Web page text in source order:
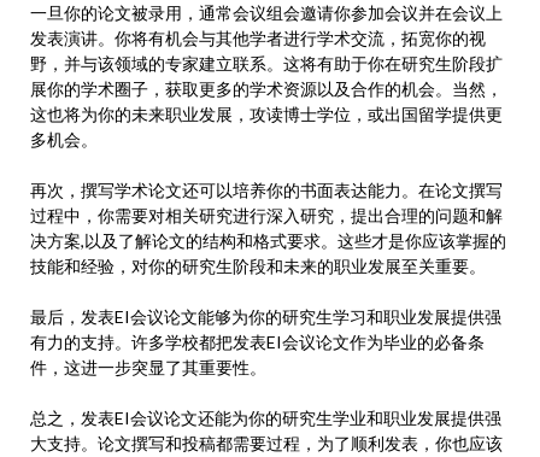
一旦你的论文被录用，通常会议组会邀请你参加会议并在会议上
发表演讲。你将有机会与其他学者进行学术交流，拓宽你的视
野，并与该领域的专家建立联系。这将有助于你在研究生阶段扩
展你的学术圈子，获取更多的学术资源以及合作的机会。当然，
这也将为你的未来职业发展，攻读博士学位，或出国留学提供更
多机会。
再次，撰写学术论文还可以培养你的书面表达能力。在论文撰写
过程中，你需要对相关研究进行深入研究，提出合理的问题和解
决方案,以及了解论文的结构和格式要求。这些才是你应该掌握的
技能和经验，对你的研究生阶段和未来的职业发展至关重要。
最后，发表EI会议论文能够为你的研究生学习和职业发展提供强
有力的支持。许多学校都把发表EI会议论文作为毕业的必备条
件，这进一步突显了其重要性。
总之，发表EI会议论文还能为你的研究生学业和职业发展提供强
大支持。论文撰写和投稿都需要过程，为了顺利发表，你也应该